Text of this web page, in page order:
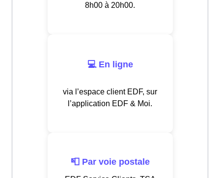
8h00 à 20h00.
💻 En ligne
via l’espace client EDF, sur
l’application EDF & Moi.
📮 Par voie postale